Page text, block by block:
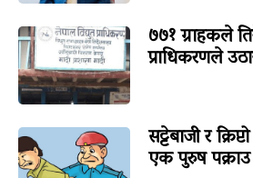
७७१ ग्राहकले
प्राधिकरणले
सट्टेबाजी र
एक पुरुष पक्राउ